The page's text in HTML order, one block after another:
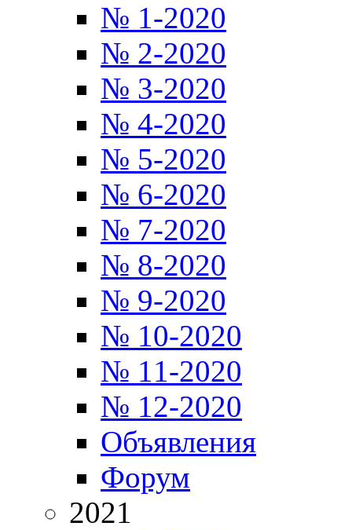
№ 1-2020
№ 2-2020
№ 3-2020
№ 4-2020
№ 5-2020
№ 6-2020
№ 7-2020
№ 8-2020
№ 9-2020
№ 10-2020
№ 11-2020
№ 12-2020
Объявления
Форум
2021